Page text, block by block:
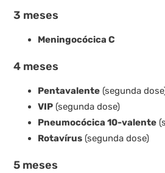
3 meses
Meningocócica C
4 meses
Pentavalente (segunda
VIP (segunda dose)
Pneumocócica 10-valente
Rotavírus (segunda dose)
5 meses